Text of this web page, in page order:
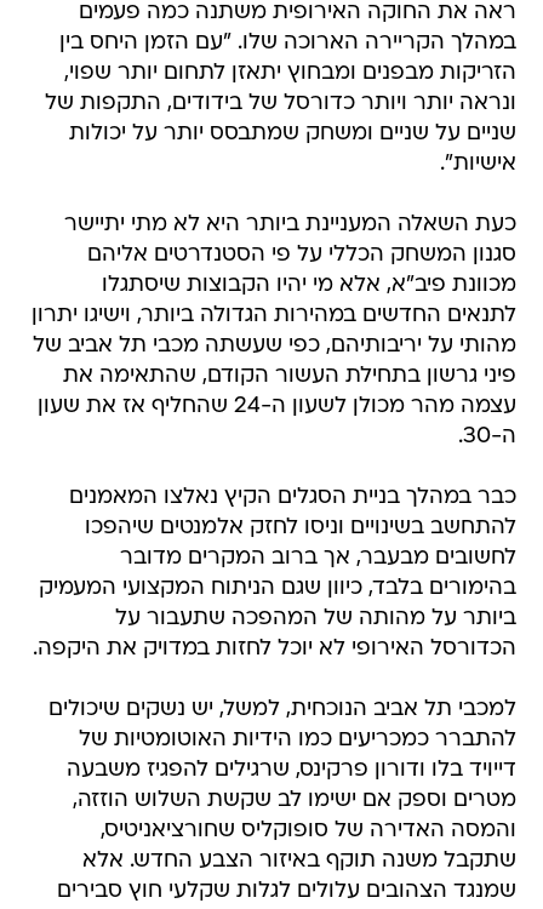
ראה את החוקה האירופית משתנה כמה פעמים
במהלך הקריירה הארוכה שלו. "עם הזמן היחס בין
הזריקות מבפנים ומבחוץ יתאזן לתחום יותר שפוי,
ונראה יותר ויותר כדורסל של בידודים, התקפות של
שניים על שניים ומשחק שמתבסס יותר על יכולות
אישיות".
כעת השאלה המעניינת ביותר היא לא מתי יתיישר
סגנון המשחק הכללי על פי הסטנדרטים אליהם
מכוונת פיב"א, אלא מי יהיו הקבוצות שיסתגלו
לתנאים החדשים במהירות הגדולה ביותר, וישיגו יתרון
מהותי על יריבותיהם, כפי שעשתה מכבי תל אביב של
פיני גרשון בתחילת העשור הקודם, שהתאימה את
עצמה מהר מכולן לשעון ה-24 שהחליף אז את שעון
ה-30.
כבר במהלך בניית הסגלים הקיץ נאלצו המאמנים
להתחשב בשינויים וניסו לחזק אלמנטים שיהפכו
לחשובים מבעבר, אך ברוב המקרים מדובר
בהימורים בלבד, כיוון שגם הניתוח המקצועי המעמיק
ביותר על מהותה של המהפכה שתעבור על
הכדורסל האירופי לא יוכל לחזות במדויק את היקפה.
למכבי תל אביב הנוכחית, למשל, יש נשקים שיכולים
להתברר כמכריעים כמו הידיות האוטומטיות של
דייויד בלו ודורון פרקינס, שרגילים להפגיז משבעה
מטרים וספק אם ישימו לב שקשת השלוש הוזזה,
והמסה האדירה של סופוקליס שחורציאניטיס,
שתקבל משנה תוקף באיזור הצבע החדש. אלא
שמנגד הצהובים עלולים לגלות שקלעי חוץ סבירים